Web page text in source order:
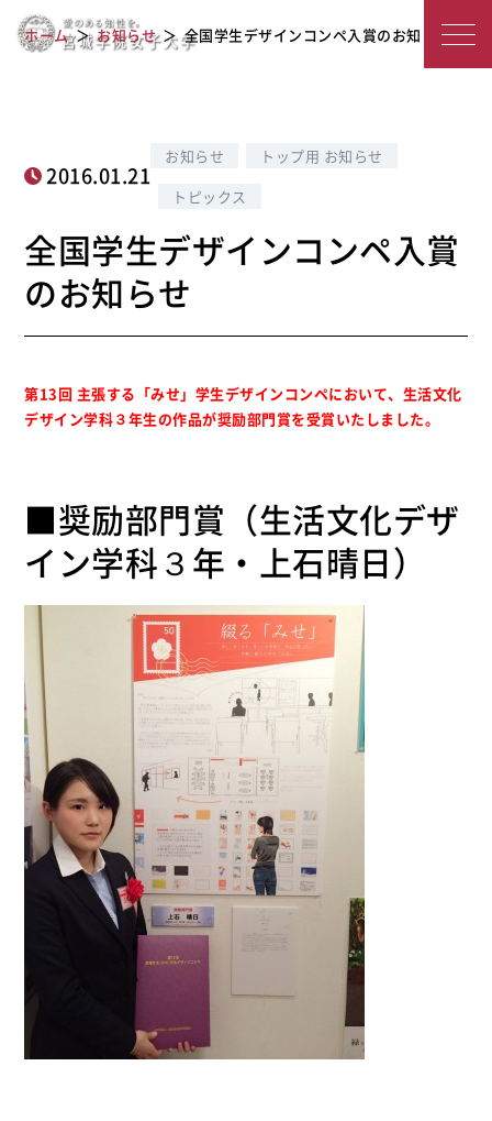
宮
院
女
子
学
全国学生デザインコンペ入賞のお知ら
せ
ホーム お知らせ 全国学生デザインコンペ入賞のお知らせ
2016.01.21
お知らせ
トップ用 お知らせ
トピックス
全国学生デザインコンペ入賞
のお知らせ
第13回 主張する「みせ」学生デザインコンペにおいて、生活文化
デザイン学科３年生の作品が奨励部門賞を受賞いたしました。
■奨励部門賞（生活文化デザ
イン学科３年・上石晴日）